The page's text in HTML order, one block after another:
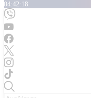
04:42:19